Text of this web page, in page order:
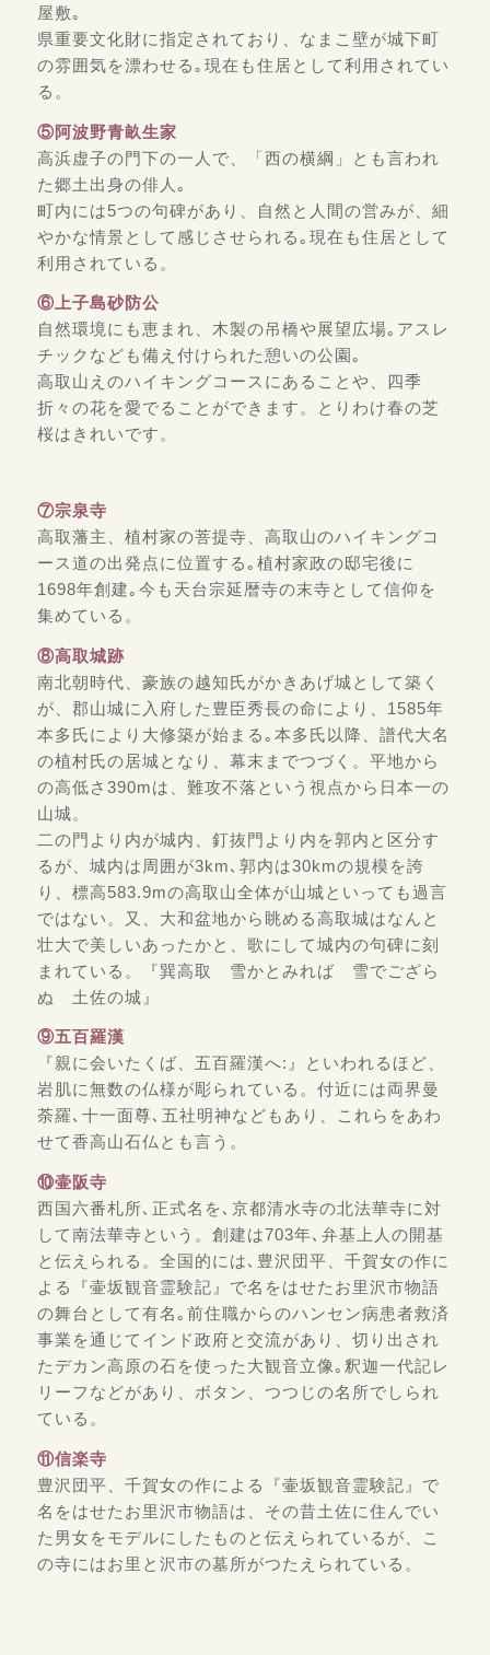
屋敷｡
県重要文化財に指定されており、なまこ壁が城下町
の雰囲気を漂わせる｡現在も住居として利用されてい
る。
⑤阿波野青畝生家
高浜虚子の門下の一人で、「西の横綱」とも言われ
た郷土出身の俳人｡
町内には5つの句碑があり、自然と人間の営みが、細
やかな情景として感じさせられる｡現在も住居として
利用されている。
⑥上子島砂防公
自然環境にも恵まれ、木製の吊橋や展望広場｡アスレ
チックなども備え付けられた憩いの公園｡
高取山えのハイキングコースにあることや、四季
折々の花を愛でることができます。とりわけ春の芝
桜はきれいです。
⑦宗泉寺
高取藩主、植村家の菩提寺、高取山のハイキングコ
ース道の出発点に位置する｡植村家政の邸宅後に
1698年創建｡今も天台宗延暦寺の末寺として信仰を
集めている。
⑧高取城跡
南北朝時代、豪族の越知氏がかきあげ城として築く
が、郡山城に入府した豊臣秀長の命により、1585年
本多氏により大修築が始まる｡本多氏以降、譜代大名
の植村氏の居城となり、幕末までつづく。平地から
の高低さ390mは、難攻不落という視点から日本一の
山城。
二の門より内が城内、釘抜門より内を郭内と区分す
るが、城内は周囲が3km､郭内は30kmの規模を誇
り、標高583.9mの高取山全体が山城といっても過言
ではない。又、大和盆地から眺める高取城はなんと
壮大で美しいあったかと、歌にして城内の句碑に刻
まれている。『巽高取 雪かとみれば 雪でござら
ぬ 土佐の城』
⑨五百羅漢
『親に会いたくば、五百羅漢へ:』といわれるほど、
岩肌に無数の仏様が彫られている。付近には両界曼
荼羅､十一面尊､五社明神などもあり、これらをあわ
せて香高山石仏とも言う。
⑩壷阪寺
西国六番札所､正式名を､京都清水寺の北法華寺に対
して南法華寺という。創建は703年､弁基上人の開基
と伝えられる。全国的には､豊沢団平、千賀女の作に
よる『壷坂観音霊験記』で名をはせたお里沢市物語
の舞台として有名｡前住職からのハンセン病患者救済
事業を通じてインド政府と交流があり、切り出され
たデカン高原の石を使った大観音立像｡釈迦一代記レ
リーフなどがあり、ボタン、つつじの名所でしられ
ている。
⑪信楽寺
豊沢団平、千賀女の作による『壷坂観音霊験記』で
名をはせたお里沢市物語は、その昔土佐に住んでい
た男女をモデルにしたものと伝えられているが、こ
の寺にはお里と沢市の墓所がつたえられている。